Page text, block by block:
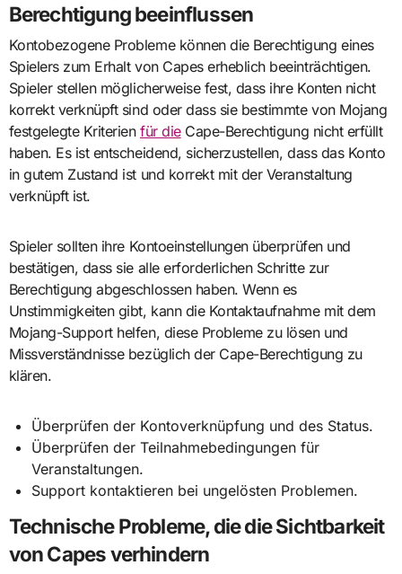
Berechtigung beeinflussen
Kontobezogene Probleme können die Berechtigung eines
Spielers zum Erhalt von Capes erheblich beeinträchtigen.
Spieler stellen möglicherweise fest, dass ihre Konten nicht
korrekt verknüpft sind oder dass sie bestimmte von Mojang
festgelegte Kriterienfür dieCape-Berechtigung nicht erfüllt
haben. Es ist entscheidend, sicherzustellen, dass das Konto
in gutem Zustand ist und korrekt mit der Veranstaltung
verknüpft ist.
Spieler sollten ihre Kontoeinstellungen überprüfen und
bestätigen, dass sie alle erforderlichen Schritte zur
Berechtigung abgeschlossen haben. Wenn es
Unstimmigkeiten gibt, kann die Kontaktaufnahme mit dem
Mojang-Support helfen, diese Probleme zu lösen und
Missverständnisse bezüglich der Cape-Berechtigung zu
klären.
Überprüfen der Kontoverknüpfung und des Status.
Überprüfen der Teilnahmebedingungen für
Veranstaltungen.
Support kontaktieren bei ungelösten Problemen.
Technische Probleme, die die Sichtbarkeit
von Capes verhindern